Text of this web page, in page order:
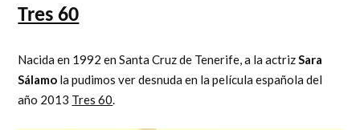
Tres 60
Nacida en 1992 en Santa Cruz de Tenerife, a la actrizSara
Sálamo la pudimos ver desnuda en la película española del
año 2013 Tres 60.